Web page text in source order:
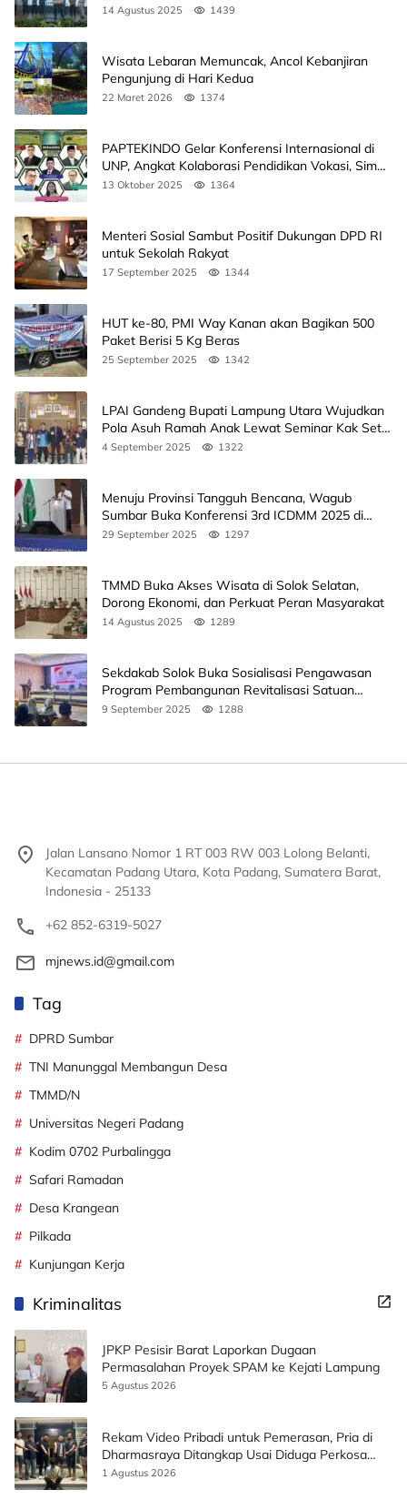
14 Agustus 2025 1439
Wisata Lebaran Memuncak, Ancol Kebanjiran
Pengunjung di Hari Kedua
22 Maret 2026 1374
PAPTEKINDO Gelar Konferensi Internasional di
UNP, Angkat Kolaborasi Pendidikan Vokasi, Simak
Agendanya
13 Oktober 2025 1364
Menteri Sosial Sambut Positif Dukungan DPD RI
untuk Sekolah Rakyat
17 September 2025 1344
HUT ke-80, PMI Way Kanan akan Bagikan 500
Paket Berisi 5 Kg Beras
25 September 2025 1342
LPAI Gandeng Bupati Lampung Utara Wujudkan
Pola Asuh Ramah Anak Lewat Seminar Kak Seto,
Ini Jadwalnya
4 September 2025 1322
Menuju Provinsi Tangguh Bencana, Wagub
Sumbar Buka Konferensi 3rd ICDMM 2025 di
Unand
29 September 2025 1297
TMMD Buka Akses Wisata di Solok Selatan,
Dorong Ekonomi, dan Perkuat Peran Masyarakat
14 Agustus 2025 1289
Sekdakab Solok Buka Sosialisasi Pengawasan
Program Pembangunan Revitalisasi Satuan
Pendidikan
9 September 2025 1288
Jalan Lansano Nomor 1 RT 003 RW 003 Lolong Belanti,
Kecamatan Padang Utara, Kota Padang, Sumatera Barat,
Indonesia - 25133
+62 852-6319-5027
mjnews.id@gmail.com
Tag
DPRD Sumbar
TNI Manunggal Membangun Desa
TMMD/N
Universitas Negeri Padang
Kodim 0702 Purbalingga
Safari Ramadan
Desa Krangean
Pilkada
Kunjungan Kerja
Kriminalitas
JPKP Pesisir Barat Laporkan Dugaan
Permasalahan Proyek SPAM ke Kejati Lampung
5 Agustus 2026
Rekam Video Pribadi untuk Pemerasan, Pria di
Dharmasraya Ditangkap Usai Diduga Perkosa
Korban
1 Agustus 2026